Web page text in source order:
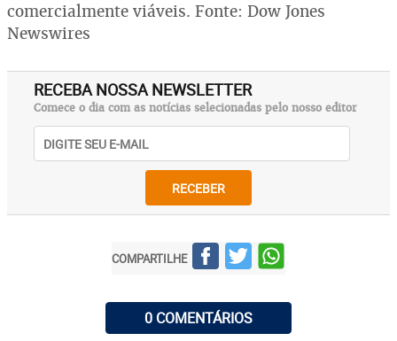
comercialmente viáveis. Fonte: Dow Jones
Newswires
RECEBA NOSSA NEWSLETTER
Comece o dia com as notícias selecionadas pelo nosso editor
RECEBER
COMPARTILHE
0 COMENTÁRIOS